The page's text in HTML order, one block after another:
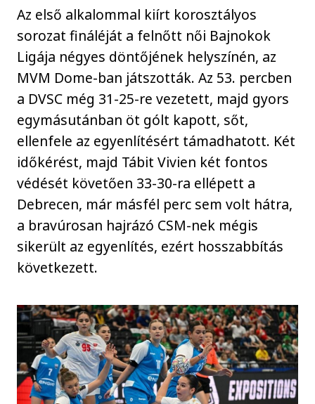
Az első alkalommal kiírt korosztályos
sorozat fináléját a felnőtt női Bajnokok
Ligája négyes döntőjének helyszínén, az
MVM Dome-ban játszották. Az 53. percben
a DVSC még 31-25-re vezetett, majd gyors
egymásutánban öt gólt kapott, sőt,
ellenfele az egyenlítésért támadhatott. Két
időkérést, majd Tábit Vivien két fontos
védését követően 33-30-ra ellépett a
Debrecen, már másfél perc sem volt hátra,
a bravúrosan hajrázó CSM-nek mégis
sikerült az egyenlítés, ezért hosszabbítás
következett.